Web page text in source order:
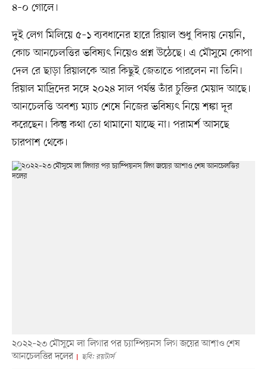
৪–০ গোলে।
দুই লেগ মিলিয়ে ৫–১ ব্যবধানের হারে রিয়াল শুধু বিদায় নেয়নি,
কোচ আনচেলত্তির ভবিষ্যৎ নিয়েও প্রশ্ন উঠেছে। এ মৌসুমে কোপা
দেল রে ছাড়া রিয়ালকে আর কিছুই জেতাতে পারলেন না তিনি।
রিয়াল মাদ্রিদের সঙ্গে ২০২৪ সাল পর্যন্ত তাঁর চুক্তির মেয়াদ আছে।
আনচেলত্তি অবশ্য ম্যাচ শেষে নিজের ভবিষ্যৎ নিয়ে শঙ্কা দূর
করেছেন। কিন্তু কথা তো থামানো যাচ্ছে না। পরামর্শ আসছে
চারপাশ থেকে।
২০২২–২৩ মৌসুমে লা লিগার পর চ্যাম্পিয়নস লিগ জয়ের আশাও শেষ
আনচেলত্তির দলের
ছবি: রয়টার্স